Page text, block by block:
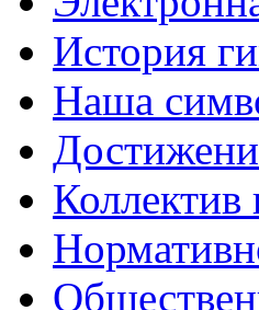
История
Наша
Коллектив